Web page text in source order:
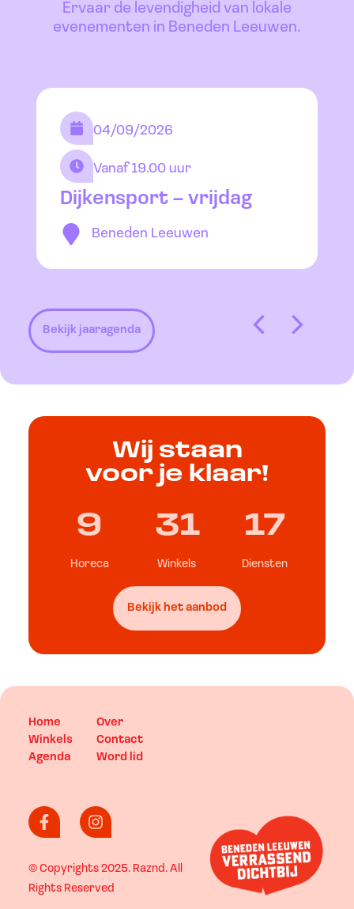
Ervaar de levendigheid van lokale
evenementen in Beneden Leeuwen.
04/09/2026
Vanaf 19.00 uur
Dijkensport – vrijdag
Beneden Leeuwen
Bekijk jaaragenda
Wij staan
voor je klaar!
Horeca
9
Winkels
31
Diensten
17
Bekijk het aanbod
Home
Winkels
Agenda
Over
Contact
Word lid
© Copyrights 2025. Raznd. All
Rights Reserved